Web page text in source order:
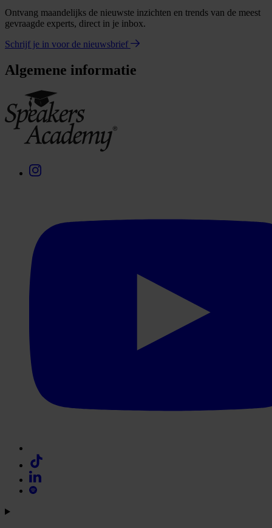
Ontvang maandelijks de nieuwste inzichten en trends van de meest
gevraagde experts, direct in je inbox.
Schrijf je in voor de nieuwsbrief
Algemene informatie